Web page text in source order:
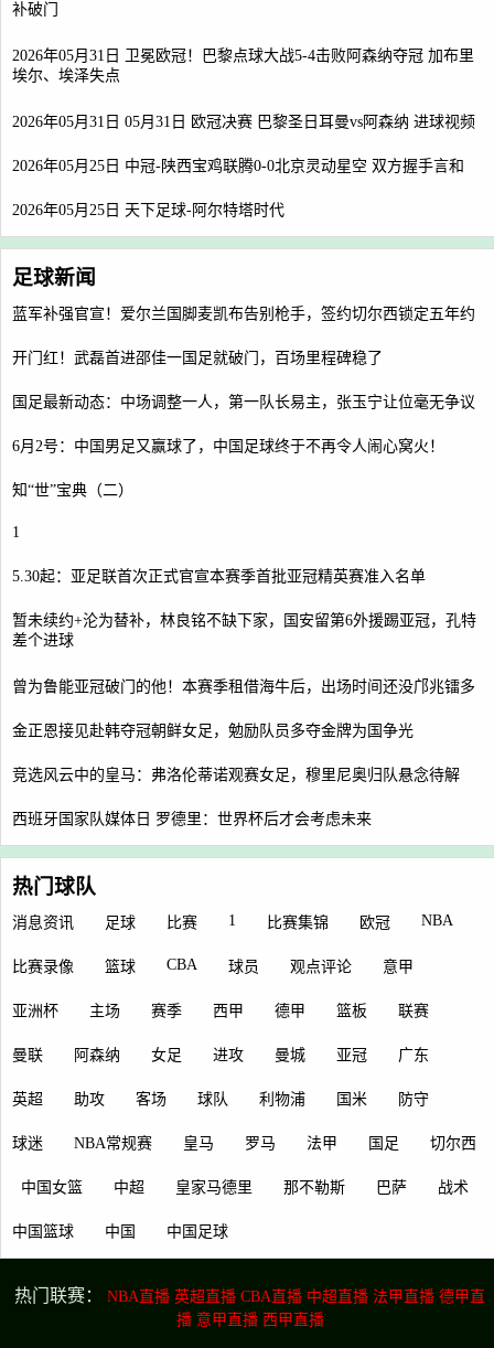
补破门
2026年05月31日 卫冕欧冠！巴黎点球大战5-4击败阿森纳夺冠 加布里
埃尔、埃泽失点
2026年05月31日 05月31日 欧冠决赛 巴黎圣日耳曼vs阿森纳 进球视频
2026年05月25日 中冠-陕西宝鸡联腾0-0北京灵动星空 双方握手言和
2026年05月25日 天下足球-阿尔特塔时代
足球新闻
蓝军补强官宣！爱尔兰国脚麦凯布告别枪手，签约切尔西锁定五年约
开门红！武磊首进邵佳一国足就破门，百场里程碑稳了
国足最新动态：中场调整一人，第一队长易主，张玉宁让位毫无争议
6月2号：中国男足又赢球了，中国足球终于不再令人闹心窝火！
知“世”宝典（二）
1
5.30起：亚足联首次正式官宣本赛季首批亚冠精英赛准入名单
暂未续约+沦为替补，林良铭不缺下家，国安留第6外援踢亚冠，孔特
差个进球
曾为鲁能亚冠破门的他！本赛季租借海牛后，出场时间还没邝兆镭多
金正恩接见赴韩夺冠朝鲜女足，勉励队员多夺金牌为国争光
竞选风云中的皇马：弗洛伦蒂诺观赛女足，穆里尼奥归队悬念待解
西班牙国家队媒体日 罗德里：世界杯后才会考虑未来
热门球队
消息资讯 足球 比赛 1 比赛集锦 欧冠 NBA
比赛录像 篮球 CBA 球员 观点评论 意甲
亚洲杯 主场 赛季 西甲 德甲 篮板 联赛
曼联 阿森纳 女足 进攻 曼城 亚冠 广东
英超 助攻 客场 球队 利物浦 国米 防守
球迷 NBA常规赛 皇马 罗马 法甲 国足 切尔西
中国女篮 中超 皇家马德里 那不勒斯 巴萨 战术
中国篮球 中国 中国足球
热门联赛： NBA直播 英超直播 CBA直播 中超直播 法甲直播 德甲直
播 意甲直播 西甲直播